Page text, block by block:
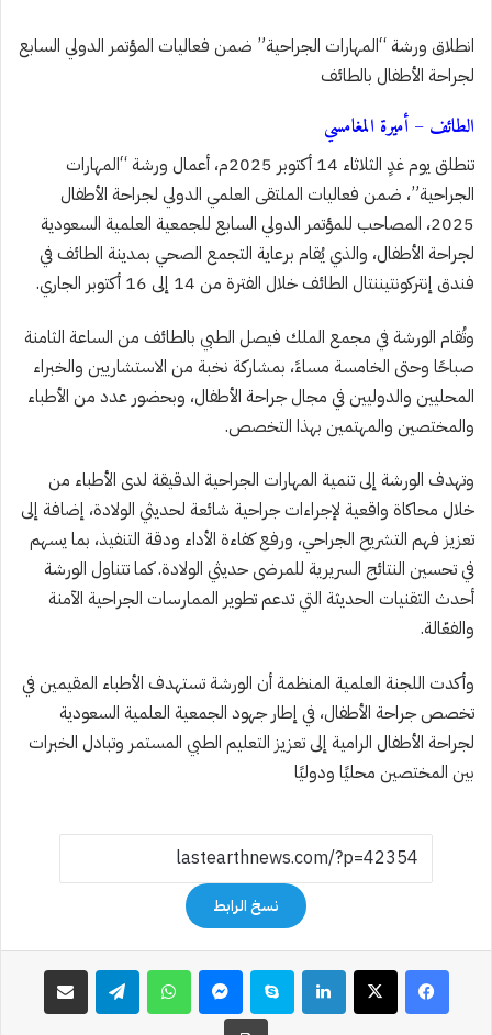
انطلاق ورشة “المهارات الجراحية” ضمن فعاليات المؤتمر الدولي السابع
لجراحة الأطفال بالطائف
الطائف – أميرة المغامسي
تنطلق يوم غدٍ الثلاثاء 14 أكتوبر 2025م، أعمال ورشة “المهارات
الجراحية”، ضمن فعاليات الملتقى العلمي الدولي لجراحة الأطفال
2025، المصاحب للمؤتمر الدولي السابع للجمعية العلمية السعودية
لجراحة الأطفال، والذي يُقام برعاية التجمع الصحي بمدينة الطائف في
فندق إنتركونتيننتال الطائف خلال الفترة من 14 إلى 16 أكتوبر الجاري.
وتُقام الورشة في مجمع الملك فيصل الطبي بالطائف من الساعة الثامنة
صباحًا وحتى الخامسة مساءً، بمشاركة نخبة من الاستشاريين والخبراء
المحليين والدوليين في مجال جراحة الأطفال، وبحضور عدد من الأطباء
والمختصين والمهتمين بهذا التخصص.
وتهدف الورشة إلى تنمية المهارات الجراحية الدقيقة لدى الأطباء من
خلال محاكاة واقعية لإجراءات جراحية شائعة لحديثي الولادة، إضافة إلى
تعزيز فهم التشريح الجراحي، ورفع كفاءة الأداء ودقة التنفيذ، بما يسهم
في تحسين النتائج السريرية للمرضى حديثي الولادة. كما تتناول الورشة
أحدث التقنيات الحديثة التي تدعم تطوير الممارسات الجراحية الآمنة
والفعّالة.
وأكدت اللجنة العلمية المنظمة أن الورشة تستهدف الأطباء المقيمين في
تخصص جراحة الأطفال، في إطار جهود الجمعية العلمية السعودية
لجراحة الأطفال الرامية إلى تعزيز التعليم الطبي المستمر وتبادل الخبرات
بين المختصين محليًا ودوليًا
نسخ الرابط
فيسبوك‫X لينكدإن سكايب ماسنجر واتساب تيلقرام مشاركة عبر البريد
طباعة